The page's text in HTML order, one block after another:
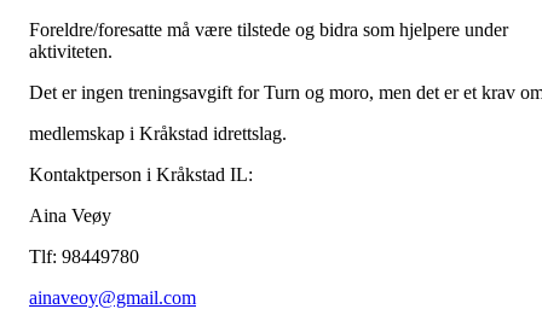
Foreldre/foresatte må være tilstede og bidra som hjelpere under
aktiviteten.
Det er ingen treningsavgift for Turn og moro, men det er et krav
medlemskap i Kråkstad idrettslag.
Kontaktperson i Kråkstad IL:
Aina Veøy
Tlf: 98449780
ainaveoy@gmail.com